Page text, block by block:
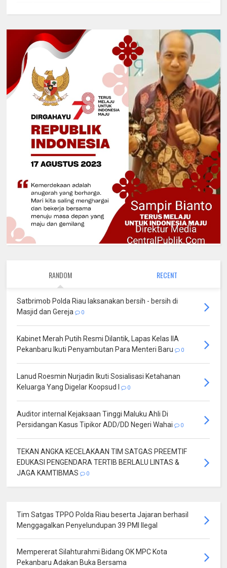
RANDOM RECENT
Satbrimob Polda Riau laksanakan bersih - bersih di
Masjid dan Gereja
0
Kabinet Merah Putih Resmi Dilantik, Lapas Kelas IIA
Pekanbaru Ikuti Penyambutan Para Menteri Baru
0
Lanud Roesmin Nurjadin Ikuti Sosialisasi Ketahanan
Keluarga Yang Digelar Koopsud I
0
Auditor internal Kejaksaan Tinggi Maluku Ahli Di
Persidangan Kasus Tipikor ADD/DD Negeri Wahai
0
TEKAN ANGKA KECELAKAAN TIM SATGAS PREEMTIF
EDUKASI PENGENDARA TERTIB BERLALU LINTAS &
JAGA KAMTIBMAS
0
Tim Satgas TPPO Polda Riau beserta Jajaran berhasil
Menggagalkan Penyelundupan 39 PMI Ilegal
Mempererat Silahturahmi Bidang OK MPC Kota
Pekanbaru Adakan Buka Bersama